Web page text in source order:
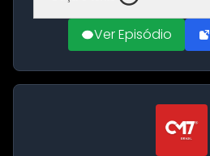
Ver Episódio